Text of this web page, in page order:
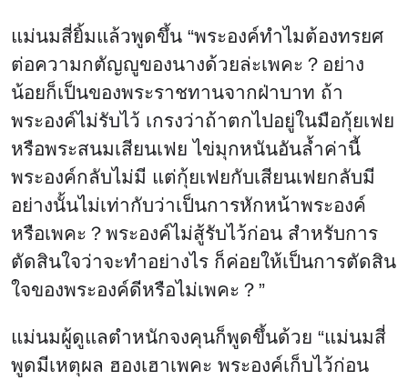
แม่นมสี่ยิ้มแล้วพูดขึ้น “พระองค์ทำไมต้องทรยศ
ต่อความกตัญญูของนางด้วยล่ะเพคะ？อย่าง
น้อยก็เป็นของพระราชทานจากฝ่าบาท ถ้า
พระองค์ไม่รับไว้ เกรงว่าถ้าตกไปอยู่ในมือกุ้ยเฟย
หรือพระสนมเสียนเฟย ไข่มุกหนันอันล้ำค่านี้
พระองค์กลับไม่มี แต่กุ้ยเฟยกับเสียนเฟยกลับมี
อย่างนั้นไม่เท่ากับว่าเป็นการหักหน้าพระองค์
หรือเพคะ？พระองค์ไม่สู้รับไว้ก่อน สำหรับการ
ตัดสินใจว่าจะทำอย่างไร ก็ค่อยให้เป็นการตัดสิน
ใจของพระองค์ดีหรือไม่เพคะ？”
แม่นมผู้ดูแลตำหนักจงคุนก็พูดขึ้นด้วย “แม่นมสี่
พูดมีเหตุผล ฮองเฮาเพคะ พระองค์เก็บไว้ก่อน